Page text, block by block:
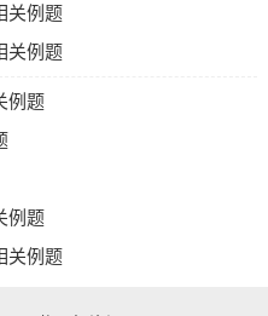
带电量均为0，根据库仑定
如一个球壳内均匀分布+Q
。
势，再根据库仑定律求
关例题
关例题
例题
例题
关例题